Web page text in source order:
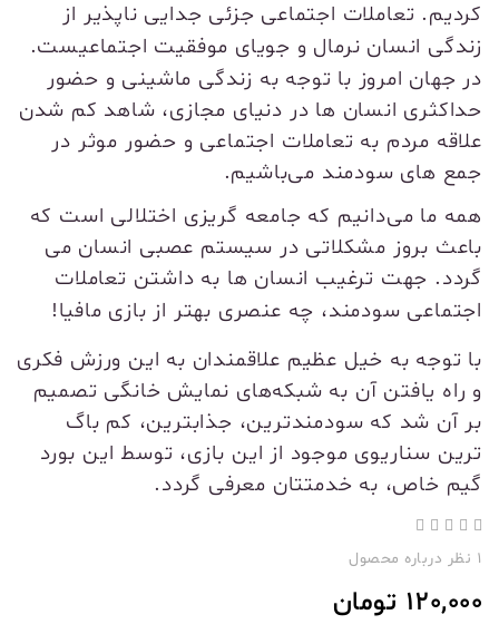
کردیم. تعاملات اجتماعی جزئی جدایی ناپذیر از
زندگی انسان نرمال و جویای موفقیت اجتماعیست.
در جهان امروز با توجه به زندگی ماشینی و حضور
حداکثری انسان ها در دنیای مجازی، شاهد کم شدن
علاقه مردم به تعاملات اجتماعی و حضور موثر در
جمع های سودمند می‌باشیم.
همه ما می‌دانیم که جامعه گریزی اختلالی است که
باعث بروز مشکلاتی در سیستم عصبی انسان می
گردد. جهت ترغیب انسان ها به داشتن تعاملات
اجتماعی سودمند، چه عنصری بهتر از بازی مافیا!
با توجه به خیل عظیم علاقمندان به این ورزش فکری
و راه یافتن آن به شبکه‌های نمایش خانگی تصمیم
بر آن شد که سودمندترین، جذابترین، کم باگ
ترین سناریوی موجود از این بازی، توسط این بورد
گیم خاص، به خدمتتان معرفی گردد.
1 نظر درباره محصول
120,000 تومان